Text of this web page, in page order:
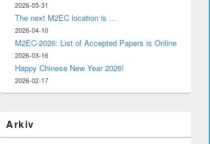
2026-05-31
The next M2EC location is …
2026-04-10
M2EC-2026: List of Accepted Papers is Online
2026-03-16
Happy Chinese New Year 2026!
2026-02-17
Arkiv